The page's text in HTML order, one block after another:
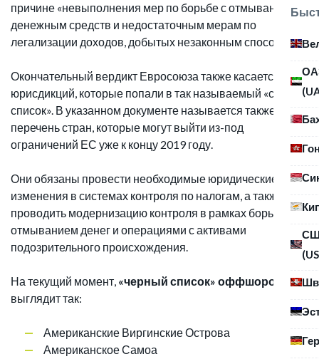
причине «невыполнения мер по борьбе с отмыванием
денежным средств и недостаточным мерам по
легализации доходов, добытых незаконным способом».
Окончательный вердикт Евросоюза также касается и тех
юрисдикций, которые попали в так называемый «серый
список». В указанном документе называется также
перечень стран, которые могут выйти из-под
ограничений ЕС уже к концу 2019 году.
Они обязаны провести необходимые юридические
изменения в системах контроля по налогам, а также
проводить модернизацию контроля в рамках борьбы с
отмыванием денег и операциями с активами
подозрительного происхождения.
На текущий момент, «черный список» оффшоров ЕС
выглядит так:
Американские Виргинские Острова
Американское Самоа